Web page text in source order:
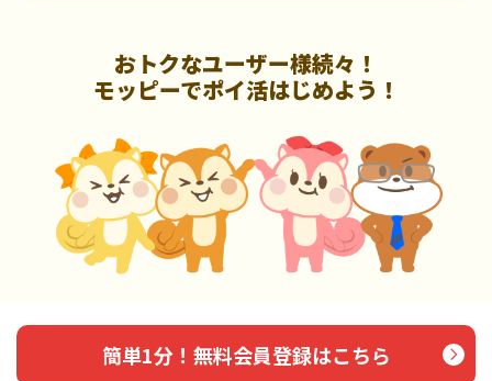
おトクなユーザー様続々！
モッピーでポイ活はじめよう！
簡単1分！無料会員登録はこちら